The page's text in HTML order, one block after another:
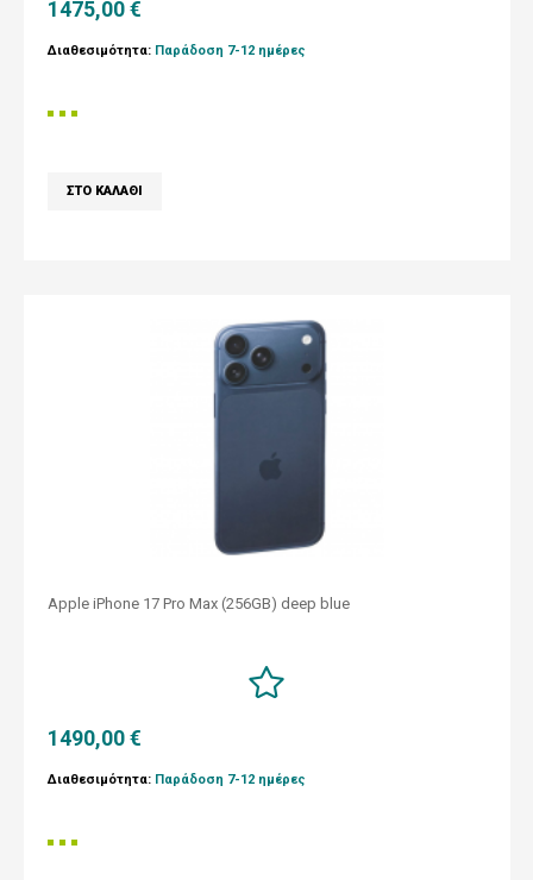
1475,00 €
Διαθεσιμότητα: Παράδοση 7-12 ημέρες
Apple iPhone 17 Pro Max (256GB) deep blue
1490,00 €
Διαθεσιμότητα: Παράδοση 7-12 ημέρες